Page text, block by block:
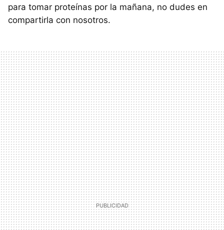
para tomar proteínas por la mañana, no dudes en
compartirla con nosotros.